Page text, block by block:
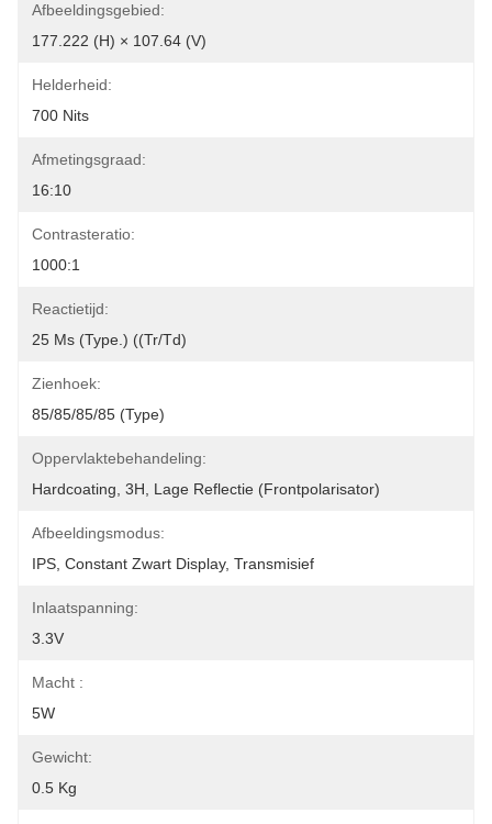
Afbeeldingsgebied:
177.222 (H) × 107.64 (V)
Helderheid:
700 Nits
Afmetingsgraad:
16:10
Contrasteratio:
1000:1
Reactietijd:
25 Ms (Type.) ((Tr/Td)
Zienhoek:
85/85/85/85 (type)
Oppervlaktebehandeling:
Hardcoating, 3H, Lage Reflectie (frontpolarisator)
Afbeeldingsmodus:
IPS, Constant Zwart Display, Transmisief
Inlaatspanning:
3.3V
Macht :
5W
Gewicht:
0.5 Kg